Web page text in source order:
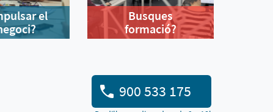
el
Busques
formació?
900 533 175